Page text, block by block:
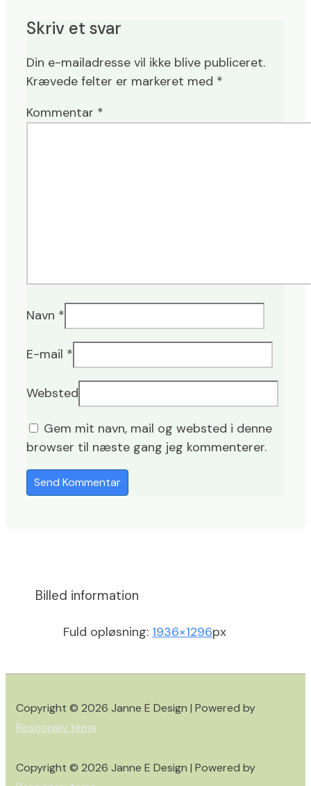
Skriv et svar
Din e-mailadresse vil ikke blive publiceret.
Krævede felter er markeret med *
Kommentar *
Navn *
E-mail *
Websted
Gem mit navn, mail og websted i denne
browser til næste gang jeg kommenterer.
Billed information
Fuld opløsning: 1936×1296px
Copyright © 2026 Janne E Design | Powered by
Responsiv tema
Copyright © 2026 Janne E Design | Powered by